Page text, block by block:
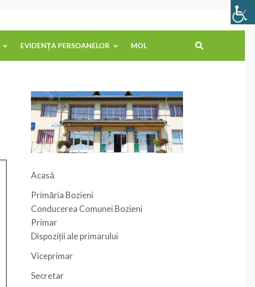
EVIDENȚA PERSOANELOR MOL
Acasă
Primăria Bozieni
Conducerea Comunei Bozieni
Primar
Dispoziții ale primarului
Viceprimar
Secretar